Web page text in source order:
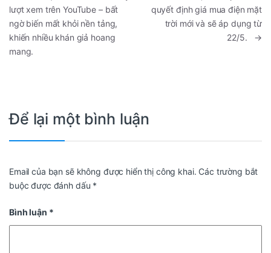
lượt xem trên YouTube – bất
ngờ biến mất khỏi nền tảng,
khiến nhiều khán giả hoang
mang.
quyết định giá mua điện mặt
trời mới và sẽ áp dụng từ
22/5. →
Để lại một bình luận
Email của bạn sẽ không được hiển thị công khai. Các trường bắt
buộc được đánh dấu *
Bình luận *